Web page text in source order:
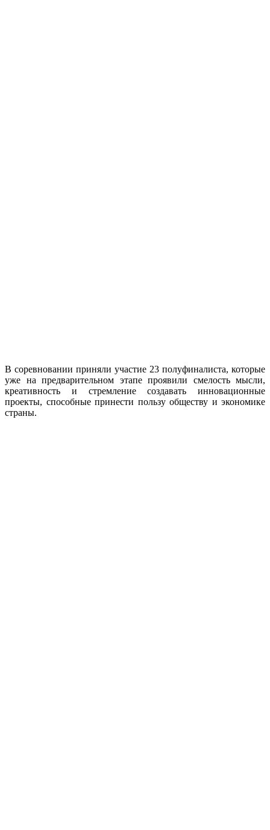
В соревновании приняли участие 23 полуфиналиста, которые
уже на предварительном этапе проявили смелость мысли,
креативность и стремление создавать инновационные
проекты, способные принести пользу обществу и экономике
страны.